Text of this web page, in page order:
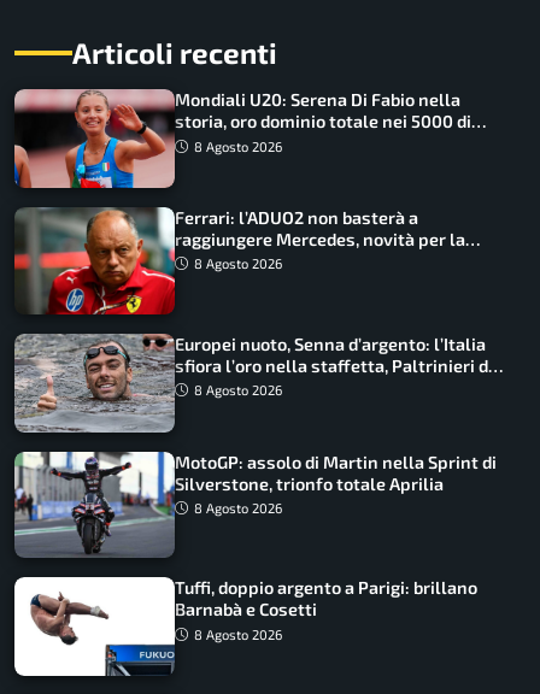
Articoli recenti
Mondiali U20: Serena Di Fabio nella
storia, oro dominio totale nei 5000 di
marcia
8 Agosto 2026
Ferrari: l’ADUO2 non basterà a
raggiungere Mercedes, novità per la
Macarena
8 Agosto 2026
Europei nuoto, Senna d’argento: l’Italia
sfiora l’oro nella staffetta, Paltrinieri da
urlo, il bilancio azzurro
8 Agosto 2026
MotoGP: assolo di Martin nella Sprint di
Silverstone, trionfo totale Aprilia
8 Agosto 2026
Tuffi, doppio argento a Parigi: brillano
Barnabà e Cosetti
8 Agosto 2026